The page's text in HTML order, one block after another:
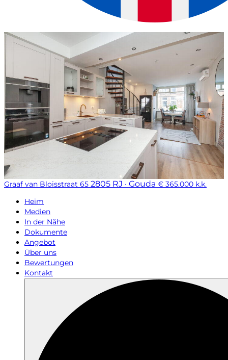
Graaf van Bloisstraat 65 2805 RJ · Gouda € 365.000 k.k.
Heim
Medien
In der Nähe
Dokumente
Angebot
Über uns
Bewertungen
Kontakt